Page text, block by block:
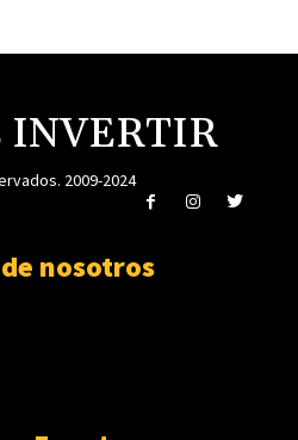
INVERTIR
2009-2024
nosotros